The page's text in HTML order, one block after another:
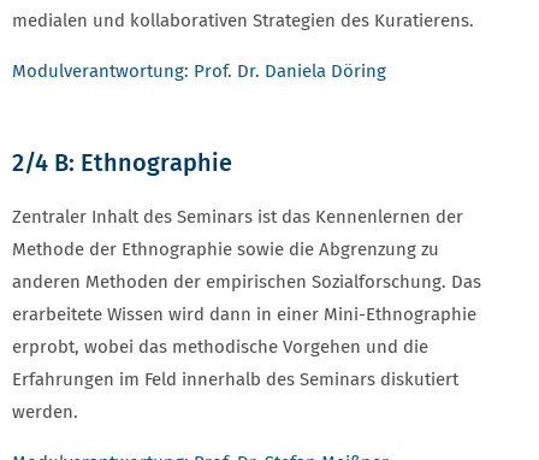
medialen und kollaborativen Strategien des Kuratierens.
Modulverantwortung: Prof. Dr. Daniela Döring
2/4 B: Ethnographie
Zentraler Inhalt des Seminars ist das Kennenlernen der
Methode der Ethnographie sowie die Abgrenzung zu
anderen Methoden der empirischen Sozialforschung. Das
erarbeitete Wissen wird dann in einer Mini-Ethnographie
erprobt, wobei das methodische Vorgehen und die
Erfahrungen im Feld innerhalb des Seminars diskutiert
werden.